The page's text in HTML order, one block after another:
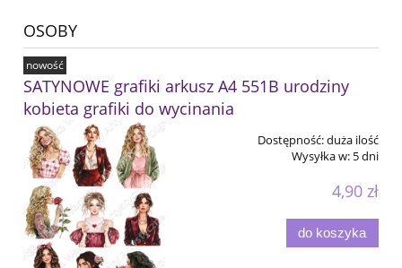
OSOBY
SATYNOWE grafiki arkusz A4 551B urodziny
kobieta grafiki do wycinania
Dostępność:duża ilość
Wysyłka w: 5 dni
4,90 zł
do koszyka
nowość